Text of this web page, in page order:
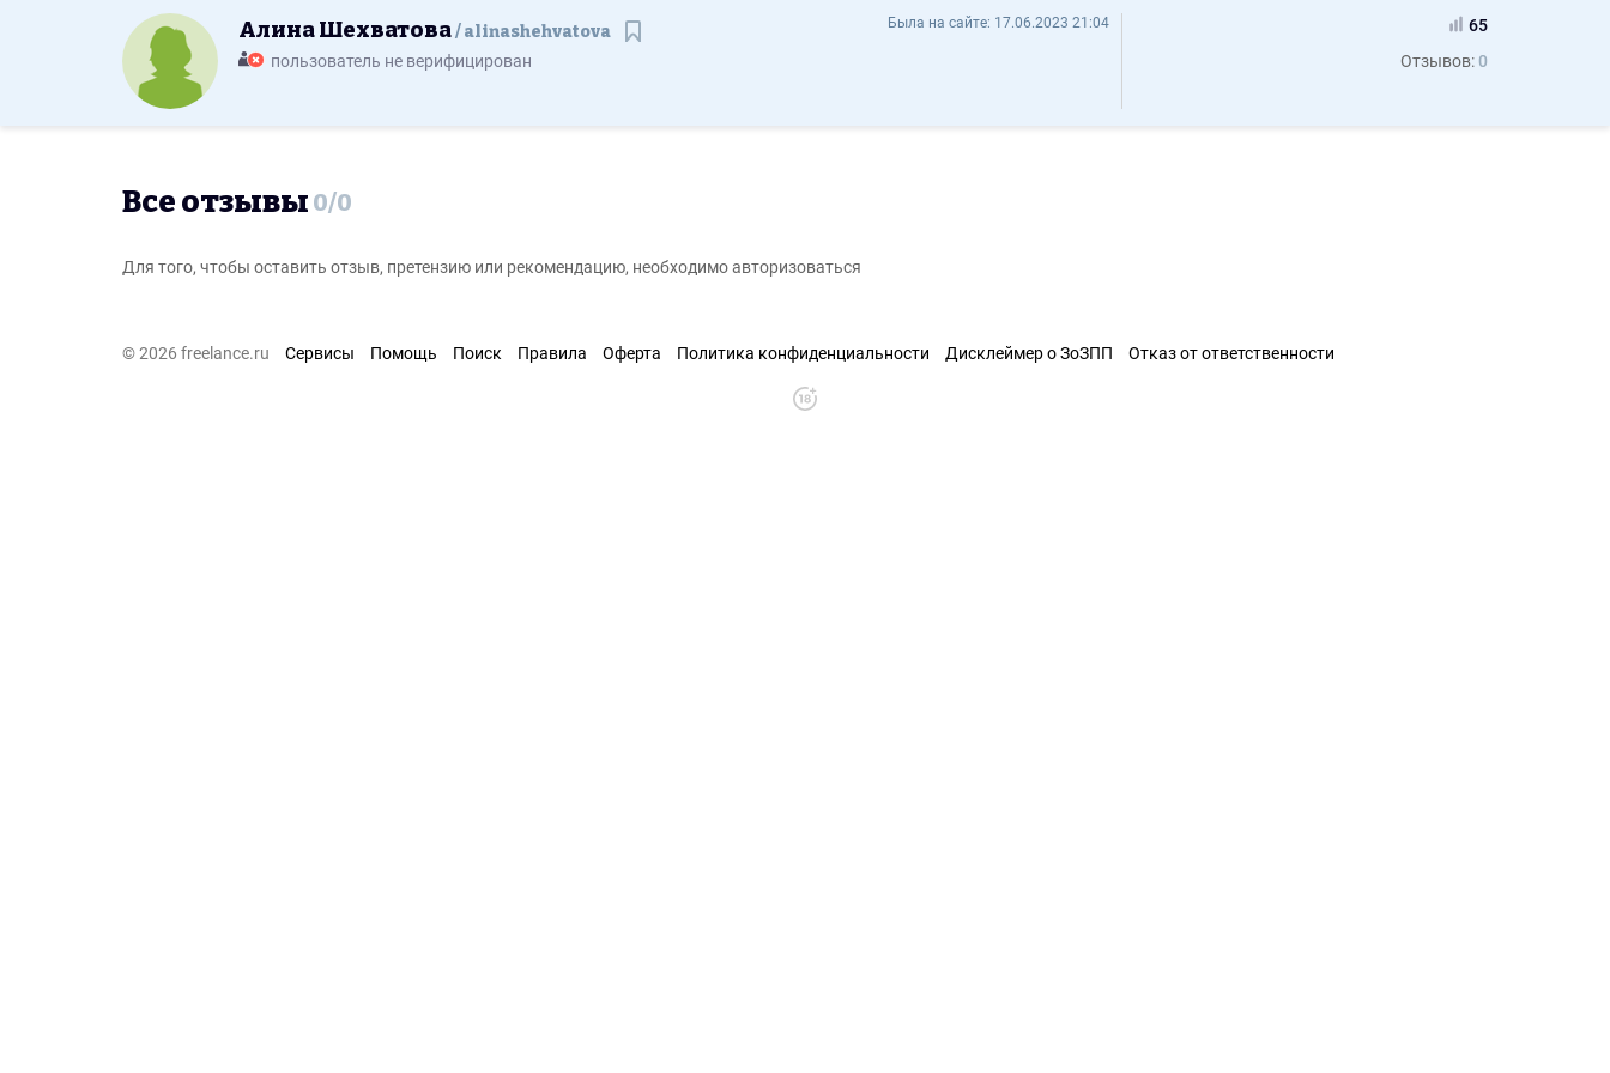
Алина Шехватова alinashehvatova - Отзывы
Была на сайте: 17.06.2023 21:04
Алина Шехватова alinashehvatova
пользователь не верифицирован
65
Отзывов: 0
Все отзывы 0/0
Для того, чтобы оставить отзыв, претензию или рекомендацию, необходимо авторизоваться
© 2026 freelance.ru Сервисы Помощь Поиск Правила Оферта Политика конфиденциальности Дисклеймер о ЗоЗПП Отказ от ответственности